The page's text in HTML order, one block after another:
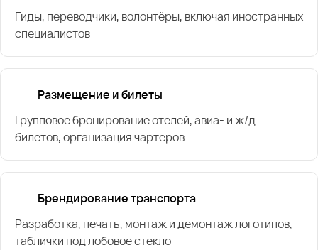
Гиды, переводчики, волонтёры, включая иностранных
специалистов
Размещение и билеты
Групповое бронирование отелей, авиа- и ж/д
билетов, организация чартеров
Брендирование транспорта
Разработка, печать, монтаж и демонтаж логотипов,
таблички под лобовое стекло